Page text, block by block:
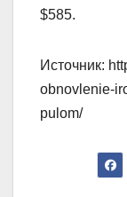
$585.
Источник:
obnovlenie-
pulom/